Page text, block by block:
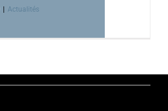
Actualités